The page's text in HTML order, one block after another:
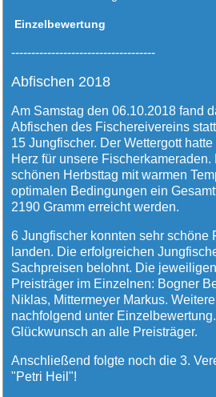
Einzelbewertung
------------------------------------
Abfischen 2018
Am Samstag den 06.10.2018 fand
Abfischen des Fischereivereins
15 Jungfischer. Der Wettergott
Herz für unsere
schönen Herbsttag mit warmen
optimalen Bedingungen ein
2190 Gramm erreicht werden.
6 Jungfischer konnten sehr schöne
landen. Die erfolgreichen
Sachpreisen belohnt. Die
Preisträger im Einzelnen: Bogner
Niklas, Mittermeyer Markus.
nachfolgend unter
Glückwunsch an alle Preisträger.
Anschließend folgte noch die 3.
"Petri Heil"!